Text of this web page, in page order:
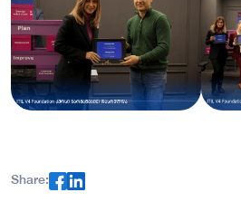
Share: